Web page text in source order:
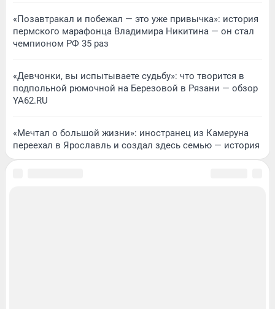
«Позавтракал и побежал — это уже привычка»: история
пермского марафонца Владимира Никитина — он стал
чемпионом РФ 35 раз
«Девчонки, вы испытываете судьбу»: что творится в
подпольной рюмочной на Березовой в Рязани — обзор
YA62.RU
«Мечтал о большой жизни»: иностранец из Камеруна
переехал в Ярославль и создал здесь семью — история